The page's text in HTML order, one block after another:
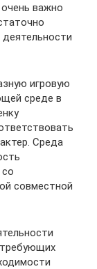
важно
игровую
среде в
Среда
совместной
требующих